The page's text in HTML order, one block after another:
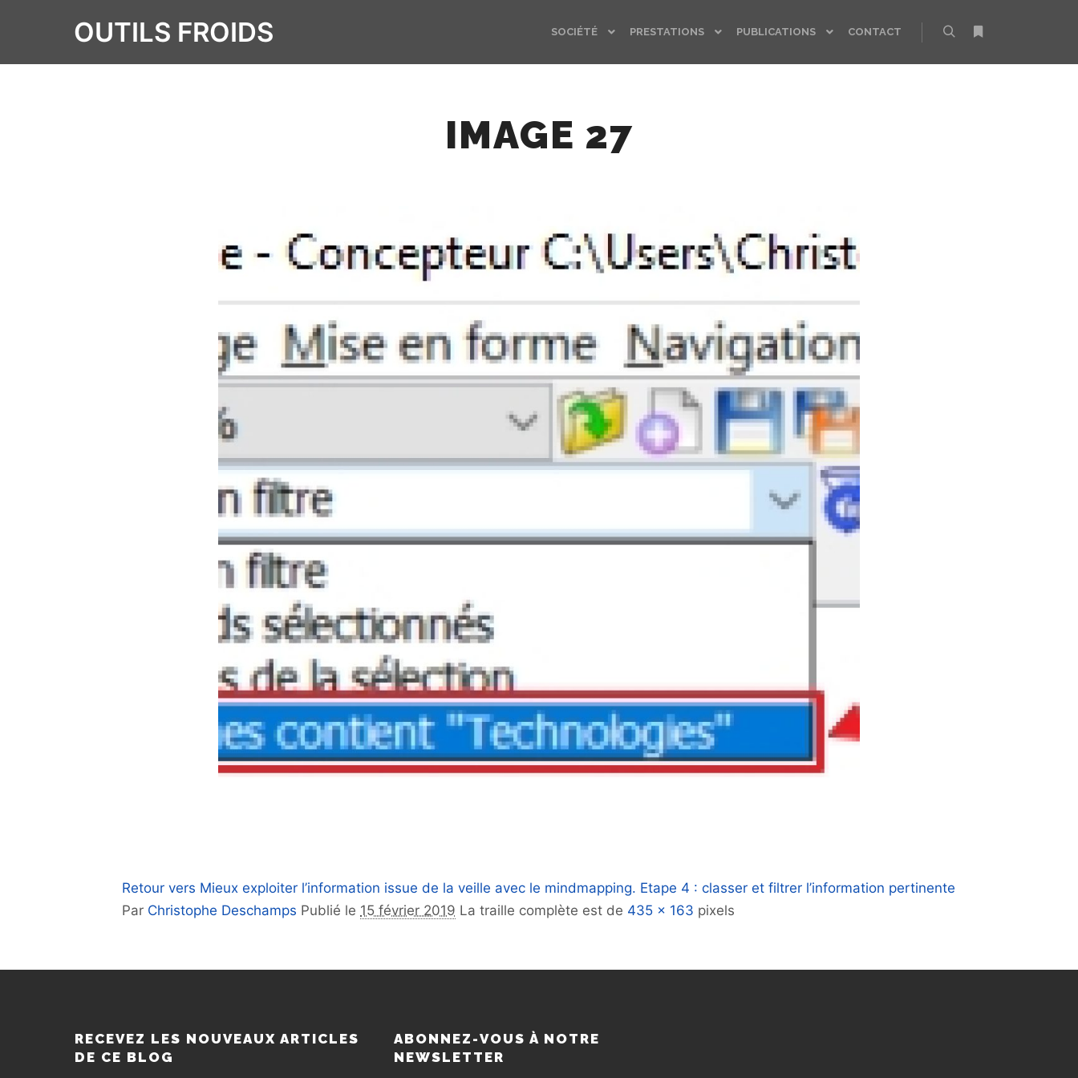
OUTILS FROIDS SOCIÉTÉ PRESTATIONS PUBLICATIONS
CONTACT
IMAGE 27
Retour vers Mieux exploiter l’information issue de la veille avec le mindmapping. Etape 4 : classer et filtrer l’information pertinente
Par Christophe Deschamps Publié le 15 février 2019 La traille complète est de 435 × 163 pixels
RECEVEZ LES NOUVEAUX ARTICLES
DE CE BLOG
ABONNEZ-VOUS À NOTRE
NEWSLETTER